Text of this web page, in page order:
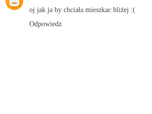
oj jak ja by chciała mieszkac bliżej :(
Odpowiedz